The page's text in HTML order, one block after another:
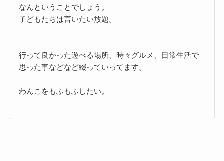
なんということでしょう。
子どもたちは言いたい放題。
行って良かった遊べる場所、時々グルメ、日常生活で
思った事などなど綴っていってます。
わんこをもふもふしたい。